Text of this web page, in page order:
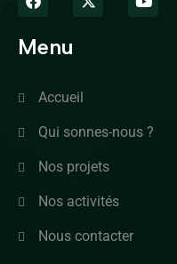
Menu
Accueil
Qui sonnes-nous ?
Nos projets
Nos activités
Nous contacter